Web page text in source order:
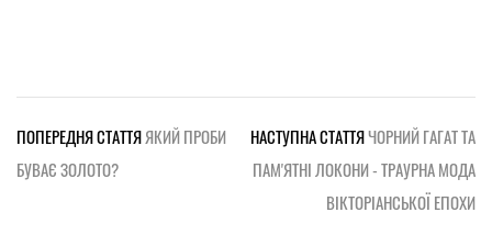
ПОПЕРЕДНЯ СТАТТЯЯКИЙ ПРОБИ
БУВАЄ ЗОЛОТО?
НАСТУПНА СТАТТЯЧОРНИЙ ГАГАТ ТА
ПАМ'ЯТНІ ЛОКОНИ - ТРАУРНА МОДА
ВІКТОРІАНСЬКОЇ ЕПОХИ